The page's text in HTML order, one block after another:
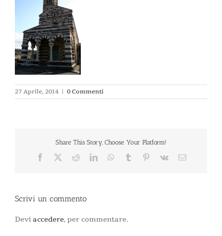
27 Aprile, 2014 | 0 Commenti
Share This Story, Choose Your Platform!
Facebook RedditLinkedInWhatsApp
Tumblr Pinterest
Vk Email
Scrivi un commento
Devi accedere, per commentare.